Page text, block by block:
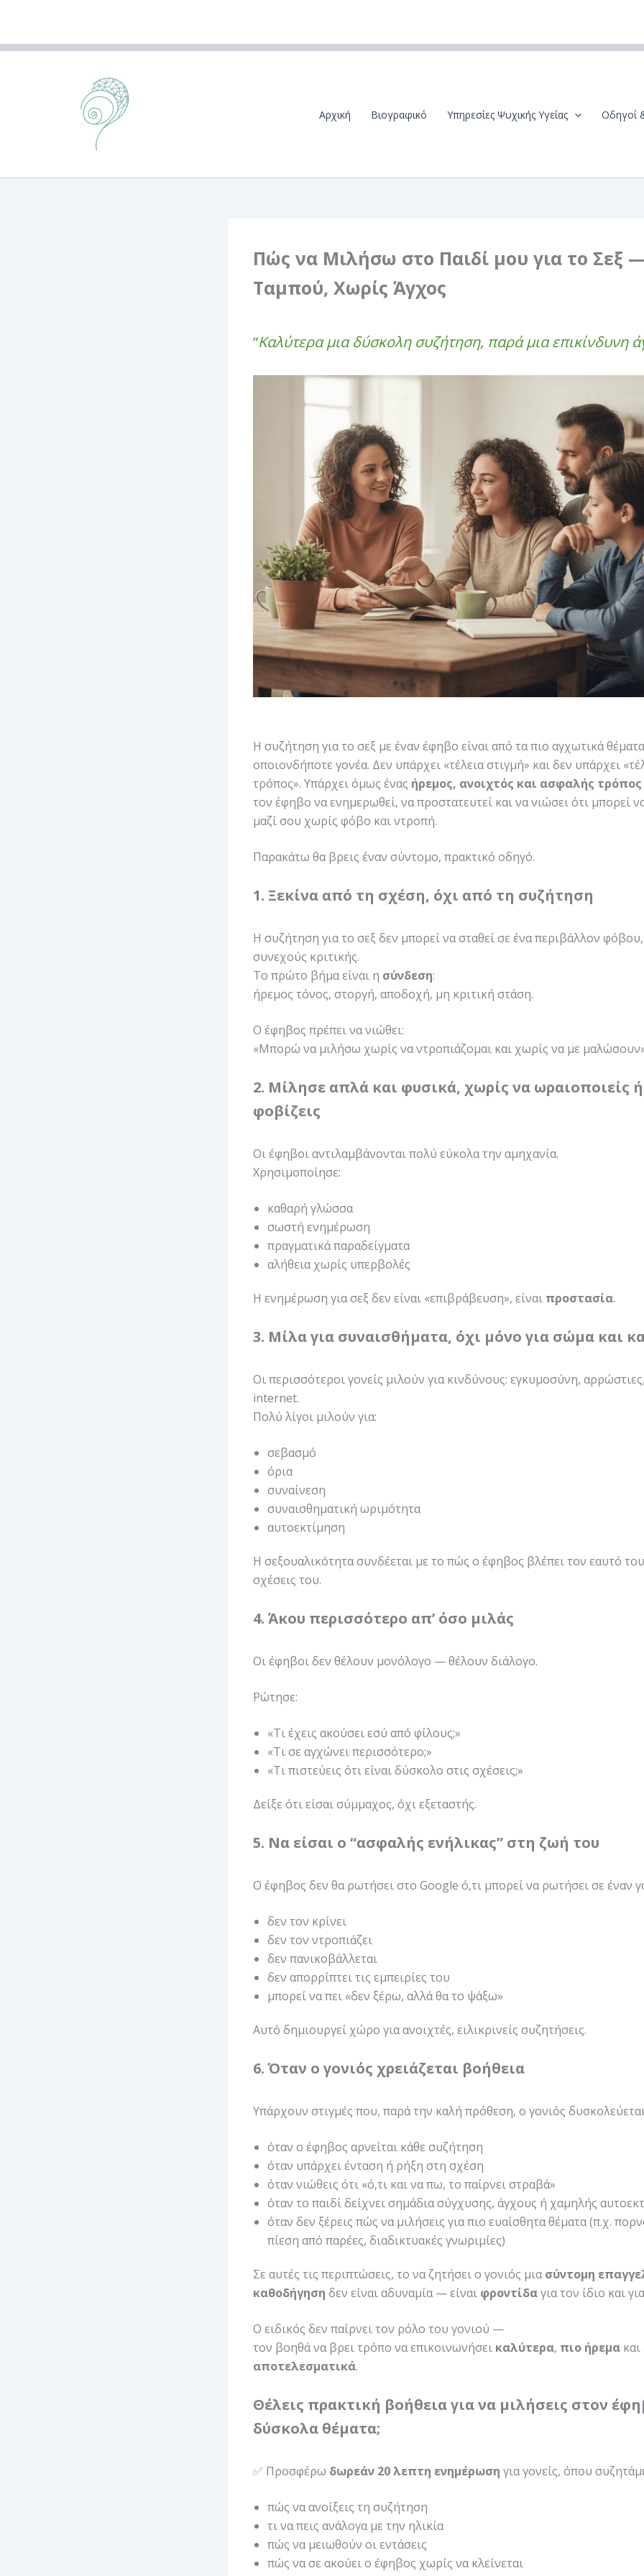
content
Αρχική Βιογραφικό Υπηρεσίες Ψυχικής Υγείας Οδηγοί
Πώς να Μιλήσω στο Παιδί μου για το Σεξ
Ταμπού, Χωρίς Άγχος
“Καλύτερα μια δύσκολη συζήτηση, παρά μια επικίνδυνη
Η συζήτηση για το σεξ με έναν έφηβο είναι από τα πιο αγχωτικά
οποιονδήποτε γονέα. Δεν υπάρχει «τέλεια στιγμή» και δεν υπάρχει
τρόπος». Υπάρχει όμως ένας ήρεμος, ανοιχτός και ασφαλής τρόπος
τον έφηβο να ενημερωθεί, να προστατευτεί και να νιώσει ότι μπορεί
μαζί σου χωρίς φόβο και ντροπή.
Παρακάτω θα βρεις έναν σύντομο, πρακτικό οδηγό.
1. Ξεκίνα από τη σχέση, όχι από τη συζήτηση
Η συζήτηση για το σεξ δεν μπορεί να σταθεί σε ένα περιβάλλον
συνεχούς κριτικής.
Το πρώτο βήμα είναι η σύνδεση:
ήρεμος τόνος, στοργή, αποδοχή, μη κριτική στάση.
Ο έφηβος πρέπει να νιώθει:
«Μπορώ να μιλήσω χωρίς να ντροπιάζομαι και χωρίς να με
2. Μίλησε απλά και φυσικά, χωρίς να ωραιοποιείς
φοβίζεις
Οι έφηβοι αντιλαμβάνονται πολύ εύκολα την αμηχανία.
Χρησιμοποίησε:
καθαρή γλώσσα
σωστή ενημέρωση
πραγματικά παραδείγματα
αλήθεια χωρίς υπερβολές
Η ενημέρωση για σεξ δεν είναι «επιβράβευση», είναι προστασία.
3. Μίλα για συναισθήματα, όχι μόνο για σώμα και
Οι περισσότεροι γονείς μιλούν για κινδύνους: εγκυμοσύνη,
internet.
Πολύ λίγοι μιλούν για:
σεβασμό
όρια
συναίνεση
συναισθηματική ωριμότητα
αυτοεκτίμηση
Η σεξουαλικότητα συνδέεται με το πώς ο έφηβος βλέπει τον εαυτό του
σχέσεις του.
4. Άκου περισσότερο απ’ όσο μιλάς
Οι έφηβοι δεν θέλουν μονόλογο — θέλουν διάλογο.
Ρώτησε:
«Τι έχεις ακούσει εσύ από φίλους;»
«Τι σε αγχώνει περισσότερο;»
«Τι πιστεύεις ότι είναι δύσκολο στις σχέσεις;»
Δείξε ότι είσαι σύμμαχος, όχι εξεταστής.
5. Να είσαι ο “ασφαλής ενήλικας” στη ζωή του
Ο έφηβος δεν θα ρωτήσει στο Google ό,τι μπορεί να ρωτήσει σε έναν
δεν τον κρίνει
δεν τον ντροπιάζει
δεν πανικοβάλλεται
δεν απορρίπτει τις εμπειρίες του
μπορεί να πει «δεν ξέρω, αλλά θα το ψάξω»
Αυτό δημιουργεί χώρο για ανοιχτές, ειλικρινείς συζητήσεις.
6. Όταν ο γονιός χρειάζεται βοήθεια
Υπάρχουν στιγμές που, παρά την καλή πρόθεση, ο γονιός
όταν ο έφηβος αρνείται κάθε συζήτηση
όταν υπάρχει ένταση ή ρήξη στη σχέση
όταν νιώθεις ότι «ό,τι και να πω, το παίρνει στραβά»
όταν το παιδί δείχνει σημάδια σύγχυσης, άγχους ή χαμηλής
όταν δεν ξέρεις πώς να μιλήσεις για πιο ευαίσθητα θέματα (π.χ.
πίεση από παρέες, διαδικτυακές γνωριμίες)
Σε αυτές τις περιπτώσεις, το να ζητήσει ο γονιός μιασύντομη
καθοδήγηση δεν είναι αδυναμία — είναι φροντίδαγια τον ίδιο και
Ο ειδικός δεν παίρνει τον ρόλο του γονιού —
τον βοηθά να βρει τρόπο να επικοινωνήσει καλύτερα, πιο ήρεμα και
αποτελεσματικά.
Θέλεις πρακτική βοήθεια για να μιλήσεις στον
δύσκολα θέματα;
✅ Προσφέρω δωρεάν 20 λεπτη ενημέρωση για γονείς, όπου
πώς να ανοίξεις τη συζήτηση
τι να πεις ανάλογα με την ηλικία
πώς να μειωθούν οι εντάσεις
πώς να σε ακούει ο έφηβος χωρίς να κλείνεται